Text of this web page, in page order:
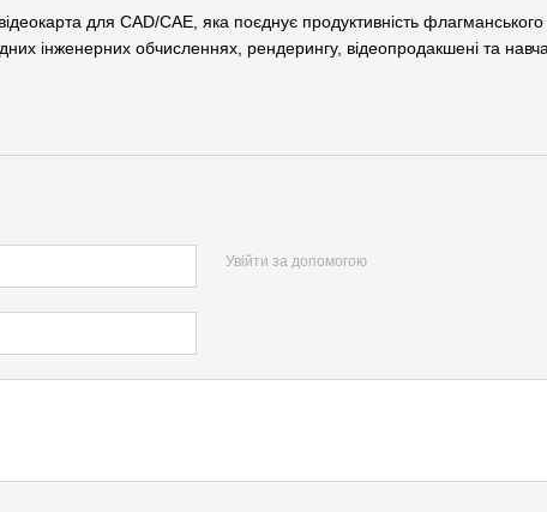
для CAD/CAE, яка поєднує продуктивність флагманського
інженерних обчисленнях, рендерингу, відеопродакшені та
Увійти за допомогою